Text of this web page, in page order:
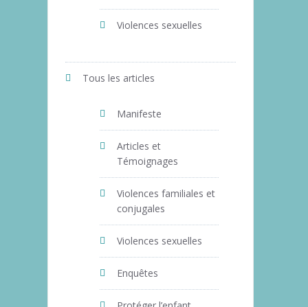
Violences sexuelles
Tous les articles
Manifeste
Articles et
Témoignages
Violences familiales et
conjugales
Violences sexuelles
Enquêtes